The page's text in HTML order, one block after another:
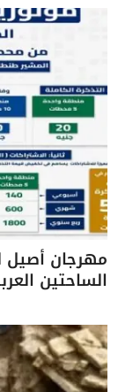
مهرجان أصيل
الساحتين